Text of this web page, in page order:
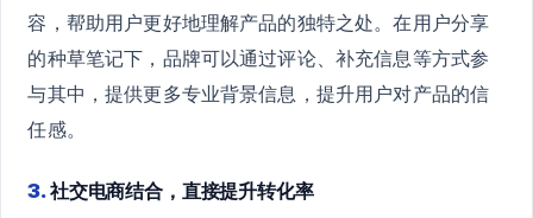
容，帮助用户更好地理解产品的独特之处。在用户分享
的种草笔记下，品牌可以通过评论、补充信息等方式参
与其中，提供更多专业背景信息，提升用户对产品的信
任感。
3.社交电商结合，直接提升转化率